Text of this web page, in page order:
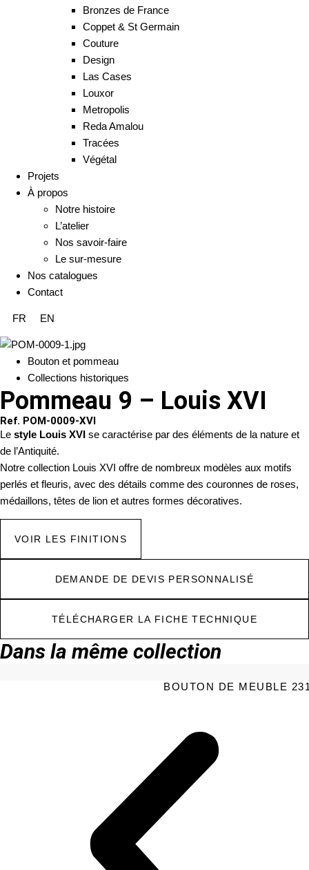
Bronzes de France
Coppet & St Germain
Couture
Design
Las Cases
Louxor
Metropolis
Reda Amalou
Tracées
Végétal
Projets
À propos
Notre histoire
L’atelier
Nos savoir-faire
Le sur-mesure
Nos catalogues
Contact
FR EN
Bouton et pommeau
Collections historiques
Pommeau 9 – Louis XVI
Ref. POM-0009-XVI
Le style Louis XVI se caractérise par des éléments de la nature et
de l’Antiquité.
Notre collection Louis XVI offre de nombreux modèles aux motifs
perlés et fleuris, avec des détails comme des couronnes de roses,
médaillons, têtes de lion et autres formes décoratives.
VOIR LES FINITIONS
DEMANDE DE DEVIS PERSONNALISÉ
TÉLÉCHARGER LA FICHE TECHNIQUE
Dans la même collection
BOUTON DE MEUBLE